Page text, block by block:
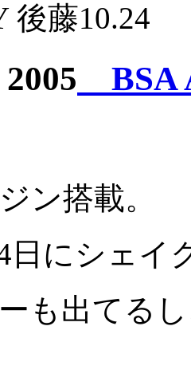
後藤10.24
BSA
ン搭載。
日にシェイ
も出てる